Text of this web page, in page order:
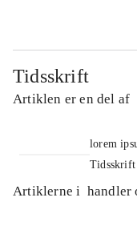
Tidsskrift
Artiklen er en del af
lorem
Tidsskrift
Artiklerne i handler